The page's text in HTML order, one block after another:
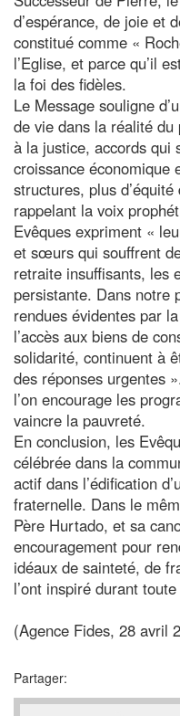
d’espérance, de joie et
constitué comme «
l’Eglise, et parce qu’il
la foi des fidèles.
Le Message souligne
de vie dans la réalité
à la justice, accords qui
croissance économique
structures, plus
rappelant la voix
Evêques expriment «
et sœurs qui souffrent de
retraite insuffisants, les
persistante. Dans notre
rendues évidentes par
l’accès aux biens de
solidarité, continuent à
des réponses urgentes
l’on encourage les
vaincre la pauvreté.
En conclusion, les
célébrée dans la
actif dans l’édification
fraternelle. Dans le
Père Hurtado, et sa
encouragement pour
idéaux de sainteté, de
l’ont inspiré durant
(Agence Fides, 28 avril
Partager: